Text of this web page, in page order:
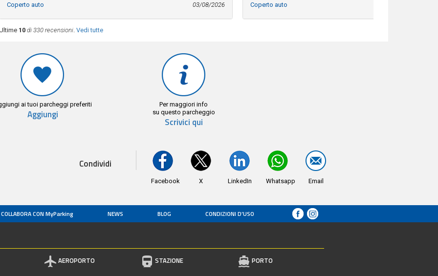
Coperto auto 03/08/2026 Coperto auto
10 di 330 recensioni. Vedi tutte
ai tuoi parcheggi preferiti
Aggiungi
Per maggiori info
su questo parcheggio
Scrivici qui
Condividi
Facebook X LinkedIn Whatsapp Email
COLLABORA CON MyParking NEWS BLOG CONDIZIONI D’USO
AEROPORTO STAZIONE PORTO